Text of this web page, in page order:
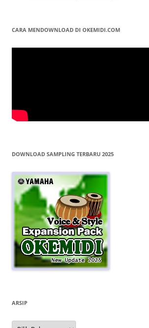
CARA MENDOWNLOAD DI OKEMIDI.COM
DOWNLOAD SAMPLING TERBARU 2025
ARSIP
Arsip